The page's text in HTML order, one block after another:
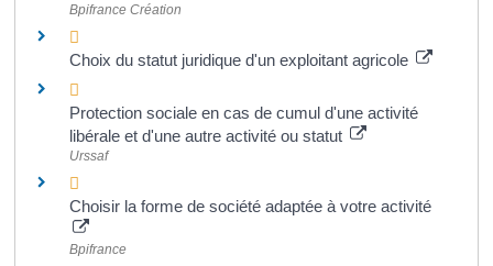
Bpifrance Création
Choix du statut juridique d'un exploitant agricole
Protection sociale en cas de cumul d'une activité
libérale et d'une autre activité ou statut
Urssaf
Choisir la forme de société adaptée à votre activité
Bpifrance